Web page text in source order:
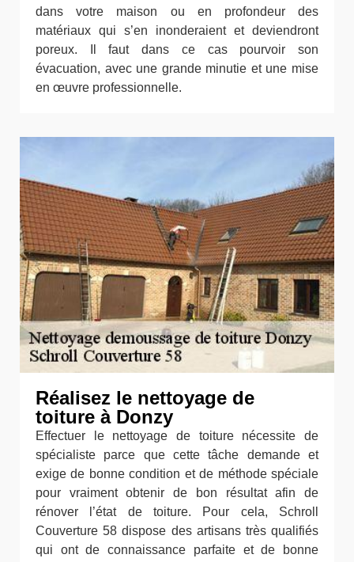
dans votre maison ou en profondeur des
matériaux qui s’en inonderaient et deviendront
poreux. Il faut dans ce cas pourvoir son
évacuation, avec une grande minutie et une mise
en œuvre professionnelle.
Réalisez le nettoyage de
toiture à Donzy
Effectuer le nettoyage de toiture nécessite de
spécialiste parce que cette tâche demande et
exige de bonne condition et de méthode spéciale
pour vraiment obtenir de bon résultat afin de
rénover l’état de toiture. Pour cela, Schroll
Couverture 58 dispose des artisans très qualifiés
qui ont de connaissance parfaite et de bonne